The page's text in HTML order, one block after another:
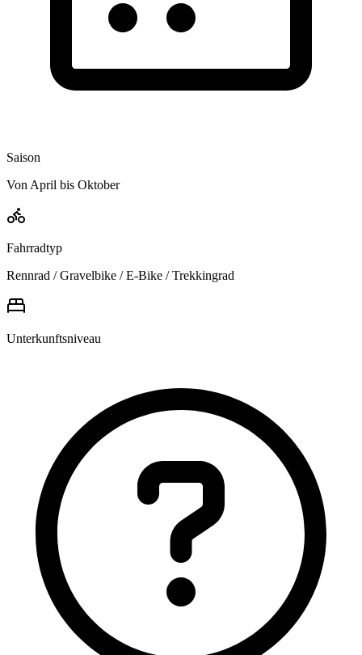
Saison
Von April bis Oktober
Fahrradtyp
Rennrad / Gravelbike / E-Bike / Trekkingrad
Unterkunftsniveau